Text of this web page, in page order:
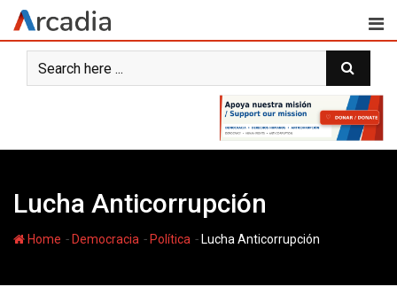
Skip
content
Lucha Anticorrupción
Home - Democracia - Política - Lucha Anticorrupción